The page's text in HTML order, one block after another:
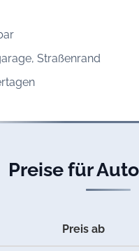
Straßenrand
Preise für
Preis ab